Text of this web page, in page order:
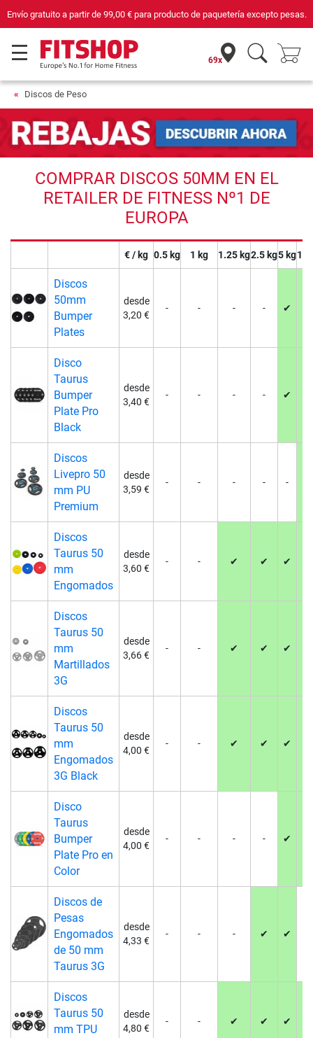
Compra con seguridad en Fitshop, comercio con sello de Confianza Online.
69x
Discos de Peso
COMPRAR DISCOS 50MM EN EL
RETAILER DE FITNESS Nº1 DE
EUROPA
€ / kg 0.5 kg 1 kg 1.25 kg2.5 kg5 kg10
Discos
50mm
Bumper
Plates
desde
3,20 €
- - - - ✔
Disco
Taurus
Bumper
Plate Pro
Black
desde
3,40 €
- - - - ✔
Discos
Livepro 50
mm PU
Premium
desde
3,59 €
- - - - -
Discos
Taurus 50
mm
Engomados
desde
3,60 €
- - ✔ ✔ ✔
Discos
Taurus 50
mm
Martillados
3G
desde
3,66 €
- - ✔ ✔ ✔
Discos
Taurus 50
mm
Engomados
3G Black
desde
4,00 €
- - ✔ ✔ ✔
Disco
Taurus
Bumper
Plate Pro en
Color
desde
4,00 €
- - - - ✔
Discos de
Pesas
Engomados
de 50 mm
Taurus 3G
desde
4,33 €
- - - ✔ ✔
Discos
Taurus 50
mm TPU
desde
4,80 €
- - ✔ ✔ ✔